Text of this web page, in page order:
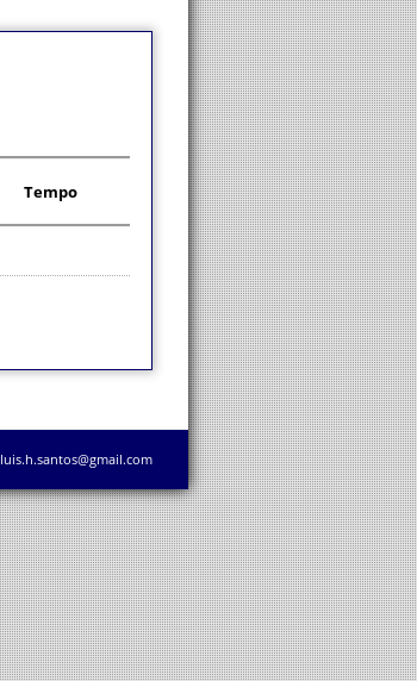
Tempo
luis.h.santos@gmail.com